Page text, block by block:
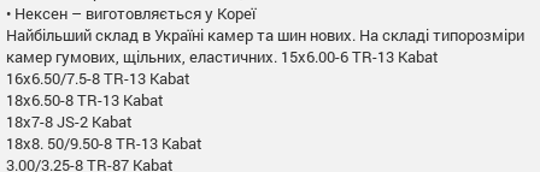
• Нексен – виготовляється у Кореї
Найбільший склад в Україні камер та шин нових. На складі типорозміри
камер гумових, щільних, еластичних. 15x6.00-6 TR-13 Kabat
16x6.50/7.5-8 TR-13 Kabat
18x6.50-8 TR-13 Kabat
18x7-8 JS-2 Kabat
18x8. 50/9.50-8 TR-13 Kabat
3.00/3.25-8 TR-87 Kabat